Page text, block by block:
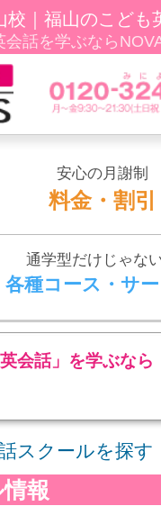
校｜福山のこども
話を学ぶなら
安心の月謝制
料金・割引
通学型だけじゃな
各種コース・サ
会話」を学ぶなら
スクールを探す
報